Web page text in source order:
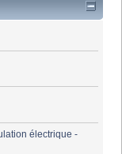
électrique -